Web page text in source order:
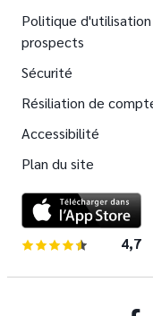
Politique
prospects
Sécurité
Résiliation de
Accessibilité
Plan du site
4,7